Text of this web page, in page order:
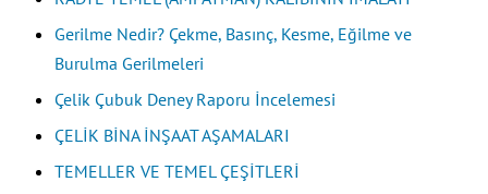
Gerilme Nedir? Çekme, Basınç, Kesme, Eğilme ve
Burulma Gerilmeleri
Çelik Çubuk Deney Raporu İncelemesi
ÇELİK BİNA İNŞAAT AŞAMALARI
TEMELLER VE TEMEL ÇEŞİTLERİ